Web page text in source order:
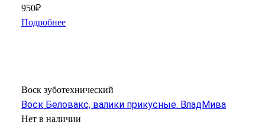
950₽
Подробнее
Воск зуботехнический
Воск Беловакс, валики прикусные. ВладМива
Нет в наличии